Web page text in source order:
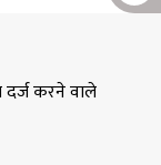
दर्ज करने वाले